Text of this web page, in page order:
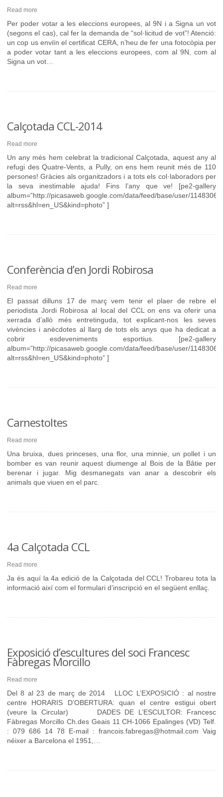
Read more
Per poder votar a les eleccions europees, al 9N i a Signa un vot
(segons el cas), cal fer la demanda de “sol·licitud de vot”! Atenció:
un cop us enviïn el certificat CERA, n’heu de fer una fotocòpia per
a poder votar tant a les eleccions europees, com al 9N, com al
Signa un vot…
Calçotada CCL-2014
Read more
Un any més hem celebrat la tradicional Calçotada, aquest any al
refugi des Quatre-Vents, a Pully, on ens hem reunit més de 110
persones! Gràcies als organitzadors i a tots els col·laboradors per
la seva inestimable ajuda! Fins l’any que ve! [pe2-gallery
album=”http://picasaweb.google.com/data/feed/base/user/
alt=rss&hl=en_US&kind=photo” ]
Conferència d’en Jordi Robirosa
Read more
El passat dilluns 17 de març vem tenir el plaer de rebre el
periodista Jordi Robirosa al local del CCL on ens va oferir una
xerrada d’allò més entretinguda, tot explicant-nos les seves
vivències i anècdotes al llarg de tots els anys que ha dedicat a
cobrir esdeveniments esportius. [pe2-gallery
album=”http://picasaweb.google.com/data/feed/base/user/
alt=rss&hl=en_US&kind=photo” ]
Carnestoltes
Read more
Una bruixa, dues princeses, una flor, una minnie, un pollet i un
bomber es van reunir aquest diumenge al Bois de la Bâtie per
berenar i jugar. Mig desmanegats van anar a descobrir els
animals que viuen en el parc.
4a Calçotada CCL
Read more
Ja és aquí la 4a edició de la Calçotada del CCL! Trobareu tota la
informació així com el formulari d’inscripció en el següent enllaç.
Exposició d’escultures del soci Francesc
Fàbregas Morcillo
Read more
Del 8 al 23 de març de 2014 LLOC L’EXPOSICIÓ : al nostre
centre HORARIS D’OBERTURA: quan el centre estigui obert
(veure la Circular) DADES DE L’ESCULTOR: Francesc
Fàbregas Morcillo Ch.des Geais 11 CH-1066 Epalinges (VD) Telf.
: 079 686 14 78 E-mail : francois.fabregas@hotmail.com Vaig
néixer a Barcelona el 1951,…